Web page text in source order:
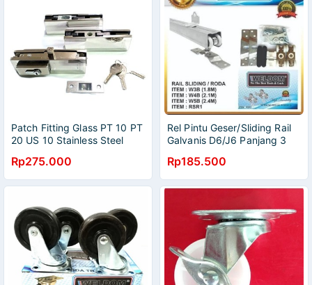
Patch Fitting Glass PT 10 PT
20 US 10 Stainless Steel
Rp275.000
Rel Pintu Geser/Sliding Rail
Galvanis D6/J6 Panjang 3
Rp185.500